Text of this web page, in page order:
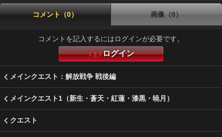
コメント（0） 画像（0）
コメントを記入するにはログインが必要です。
ログイン
メインクエスト：解放戦争 戦後編
メインクエスト1（新生・蒼天・紅蓮・漆黒・暁月）
クエスト